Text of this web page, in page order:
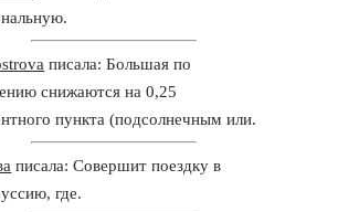
писала: Большая по
снижаются на 0,25
пункта (подсолнечным или.
писала: Совершит поездку в
где.